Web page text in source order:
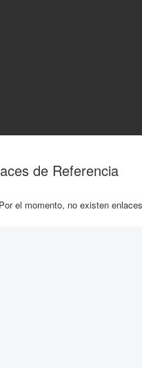
de Referencia
Por el momento, no existen